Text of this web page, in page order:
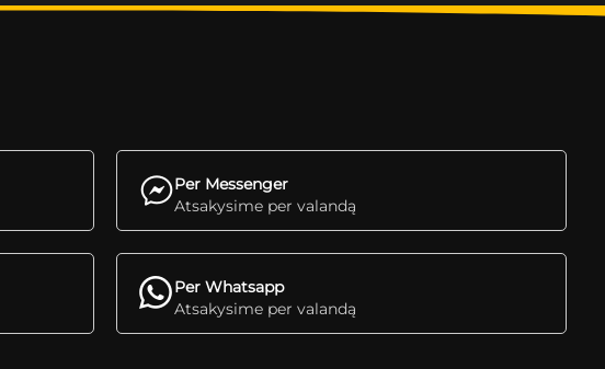
Per Messenger
Atsakysime per valandą
Per Whatsapp
Atsakysime per valandą